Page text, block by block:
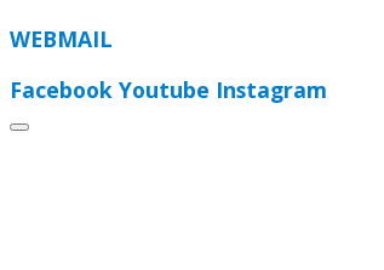
WEBMAIL
Facebook Youtube Instagram